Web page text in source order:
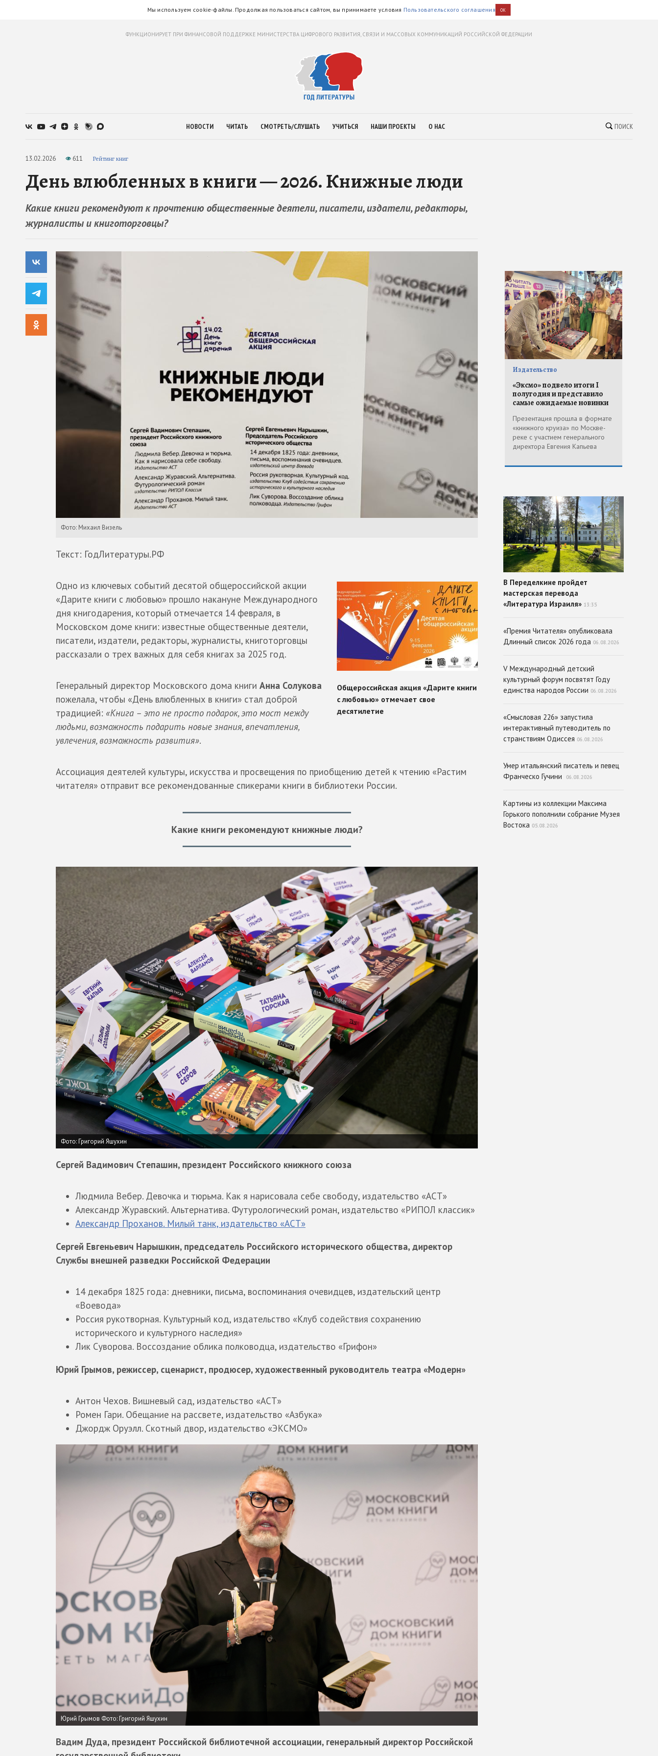
Мы используем cookie-файлы. Продолжая пользоваться сайтом, вы принимаете условия Пользовательского соглашения OK
ФУНКЦИОНИРУЕТ ПРИ ФИНАНСОВОЙ ПОДДЕРЖКЕ МИНИСТЕРСТВА ЦИФРОВОГО РАЗВИТИЯ, СВЯЗИ И МАССОВЫХ КОММУНИКАЦИЙ РОССИЙСКОЙ ФЕДЕРАЦИИ
НОВОСТИ ЧИТАТЬ СМОТРЕТЬ/СЛУШАТЬ УЧИТЬСЯ НАШИ ПРОЕКТЫ О НАС ПОИСК
13.02.2026 611 Рейтинг книг
День влюбленных в книги — 2026. Книжные люди
Какие книги рекомендуют к прочтению общественные деятели, писатели, издатели, редакторы,
журналисты и книготорговцы?
Фото: Михаил Визель
Текст: ГодЛитературы.РФ
Одно из ключевых событий десятой общероссийской акции
«Дарите книги с любовью» прошло накануне Международного
дня книгодарения, который отмечается 14 февраля, в
Московском доме книги: известные общественные деятели,
писатели, издатели, редакторы, журналисты, книготорговцы
рассказали о трех важных для себя книгах за 2025 год.
Генеральный директор Московского дома книги Анна Солукова
пожелала, чтобы «День влюбленных в книги» стал доброй
традицией: «Книга – это не просто подарок, это мост между
людьми, возможность подарить новые знания, впечатления,
увлечения, возможность развития».
Ассоциация деятелей культуры, искусства и просвещения по приобщению детей к чтению «Растим
читателя» отправит все рекомендованные спикерами книги в библиотеки России.
Какие книги рекомендуют книжные люди?
Фото: Григорий Яшухин
Сергей Вадимович Степашин, президент Российского книжного союза
Людмила Вебер. Девочка и тюрьма. Как я нарисовала себе свободу, издательство «АСТ»
Александр Журавский. Альтернатива. Футурологический роман, издательство «РИПОЛ классик»
Александр Проханов. Милый танк, издательство «АСТ»
Сергей Евгеньевич Нарышкин, председатель Российского исторического общества, директор
Службы внешней разведки Российской Федерации
14 декабря 1825 года: дневники, письма, воспоминания очевидцев, издательский центр
«Воевода»
Россия рукотворная. Культурный код, издательство «Клуб содействия сохранению
исторического и культурного наследия»
Лик Суворова. Воссоздание облика полководца, издательство «Грифон»
Юрий Грымов, режиссер, сценарист, продюсер, художественный руководитель театра «Модерн»
Антон Чехов. Вишневый сад, издательство «АСТ»
Ромен Гари. Обещание на рассвете, издательство «Азбука»
Джордж Оруэлл. Скотный двор, издательство «ЭКСМО»
Юрий Грымов Фото: Григорий Яшухин
Вадим Дуда, президент Российской библиотечной ассоциации, генеральный директор Российской
Издательство
«Эксмо» подвело итоги I
полугодия и представило
самые ожидаемые новинки
Презентация прошла в формате
«книжного круиза» по Москве-
реке с участием генерального
директора Евгения Капьева
В Переделкине пройдет
мастерская перевода
«Литература Израиля» 13:35
«Премия Читателя» опубликовала
Длинный список 2026 года 06.08.2026
V Международный детский
культурный форум посвятят Году
единства народов России 06.08.2026
«Смысловая 226» запустила
интерактивный путеводитель по
странствиям Одиссея 06.08.2026
Умер итальянский писатель и певец
Франческо Гучини
06.08.2026
Картины из коллекции Максима
Горького пополнили собрание Музея
Востока 05.08.2026